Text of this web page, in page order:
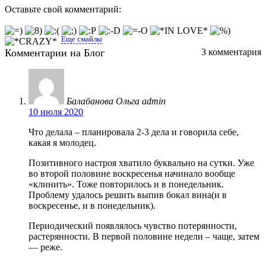
Оставьте свой комментарий:
Еще смайлы
Комментарии на Блог 3 комментария
Балабанова Ольга admin
10 июля 2020
Что делала – планировала 2-3 дела и говорила себе,
какая я молодец.
Позитивного настроя хватило буквально на сутки. Уже
во второй половине воскресенья начинало вообще
«клинить». Тоже повторилось и в понедельник.
Проблему удалось решить выпив бокал вина(и в
воскресенье, и в понедельник).
Периодический появлялось чувство потерянности,
растерянности. В первой половине недели – чаще, затем
— реже.